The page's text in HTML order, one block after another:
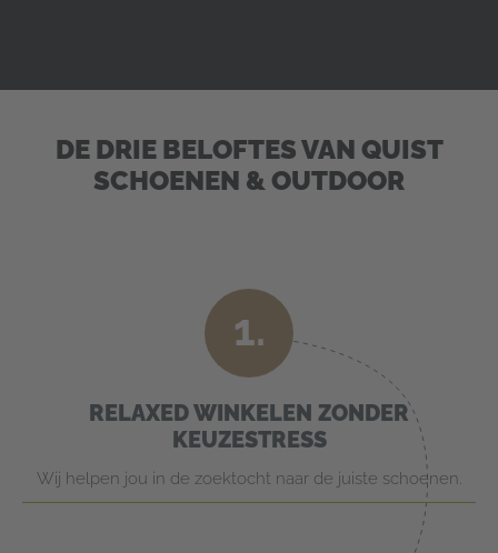
DE DRIE BELOFTES VAN QUIST
SCHOENEN & OUTDOOR
1.
RELAXED WINKELEN ZONDER
KEUZESTRESS
Wij helpen jou in de zoektocht naar de juiste schoenen.